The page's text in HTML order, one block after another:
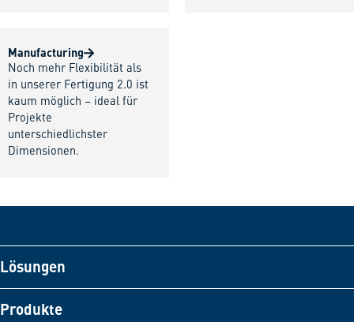
Manufacturing
Noch mehr Flexibilität als
in unserer Fertigung 2.0 ist
kaum möglich – ideal für
Projekte
unterschiedlichster
Dimensionen.
Lösungen
Produkte